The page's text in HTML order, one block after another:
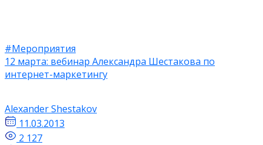
#Мероприятия
12 марта: вебинар Александра Шестакова по
интернет-маркетингу
Alexander Shestakov
11.03.2013
2 127